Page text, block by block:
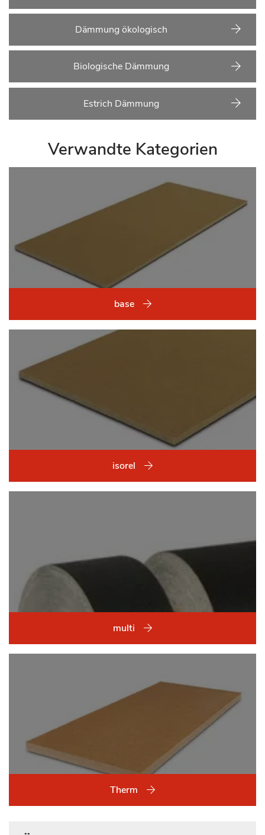
Dämmung ökologisch
Biologische Dämmung
Estrich Dämmung
Verwandte Kategorien
base
isorel
multi
Therm